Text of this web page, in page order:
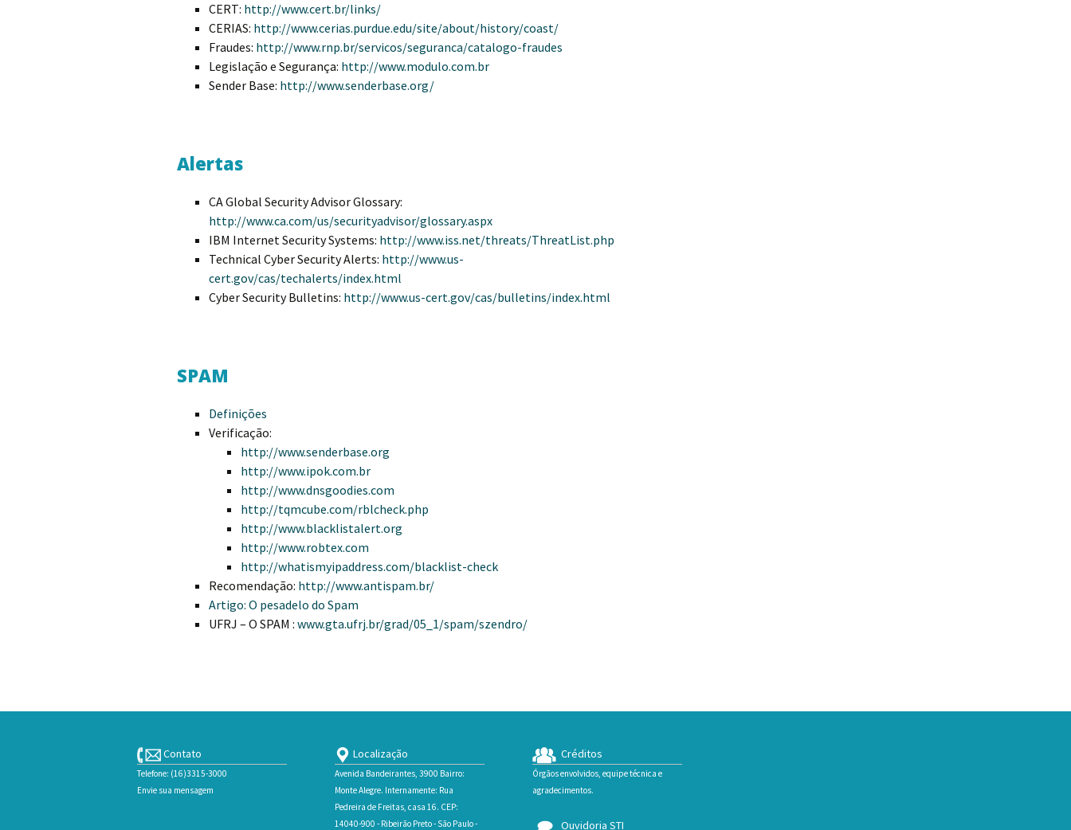
CERT: http://www.cert.br/links/
CERIAS: http://www.cerias.purdue.edu/site/about/history/coast/
Fraudes: http://www.rnp.br/servicos/seguranca/catalogo-fraudes
Legislação e Segurança: http://www.modulo.com.br
Sender Base: http://www.senderbase.org/
Alertas
CA Global Security Advisor Glossary:
http://www.ca.com/us/securityadvisor/glossary.aspx
IBM Internet Security Systems: http://www.iss.net/threats/ThreatList.php
Technical Cyber Security Alerts: http://www.us-
cert.gov/cas/techalerts/index.html
Cyber Security Bulletins: http://www.us-cert.gov/cas/bulletins/index.html
SPAM
Definições
Verificação:
http://www.senderbase.org
http://www.ipok.com.br
http://www.dnsgoodies.com
http://tqmcube.com/rblcheck.php
http://www.blacklistalert.org
http://www.robtex.com
http://whatismyipaddress.com/blacklist-check
Recomendação: http://www.antispam.br/
Artigo: O pesadelo do Spam
UFRJ – O SPAM : www.gta.ufrj.br/grad/05_1/spam/szendro/
Contato
Telefone: (16)3315-3000
Envie sua mensagem
Localização
Avenida Bandeirantes, 3900 Bairro:
Monte Alegre. Internamente: Rua
Pedreira de Freitas, casa 16. CEP:
14040-900 - Ribeirão Preto - São Paulo -
Créditos
Órgãos envolvidos, equipe técnica e
agradecimentos.
Ouvidoria STI